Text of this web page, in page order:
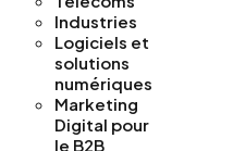
Industries
Logiciels et
solutions
numériques
Marketing
Digital pour
le B2B